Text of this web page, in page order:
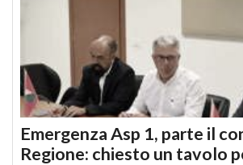
Emergenza Asp 1, parte il
Regione: chiesto un tavolo